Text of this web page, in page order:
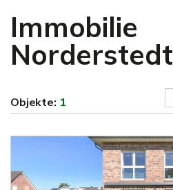
Immobilie
Norderstedt
Objekte: 1